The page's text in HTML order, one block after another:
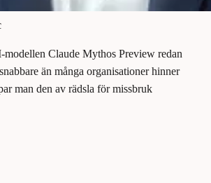
Claude Mythos Preview redan
än många organisationer hinner
man den av rädsla för missbruk